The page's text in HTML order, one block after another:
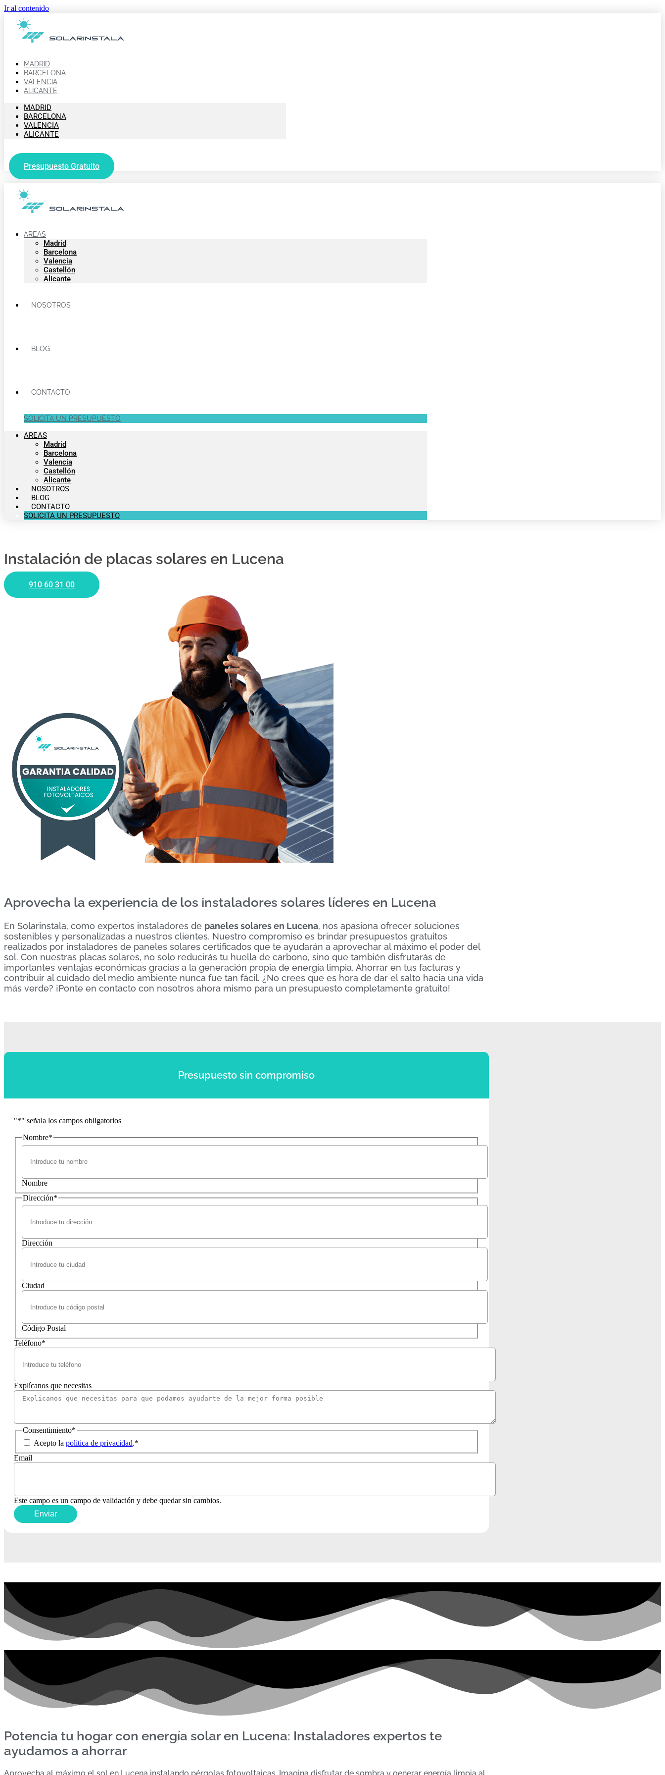
Ir al contenido
MADRID
BARCELONA
VALENCIA
ALICANTE
MADRID
BARCELONA
VALENCIA
ALICANTE
Presupuesto Gratuito
AREAS
Madrid
Barcelona
Valencia
Castellón
Alicante
NOSOTROS
BLOG
CONTACTO
SOLICITA UN PRESUPUESTO
AREAS
Madrid
Barcelona
Valencia
Castellón
Alicante
NOSOTROS
BLOG
CONTACTO
SOLICITA UN PRESUPUESTO
Instalación de placas solares en Lucena
910 60 31 00
Aprovecha la experiencia de los instaladores solares líderes en Lucena
En Solarinstala, como expertos instaladores de paneles solares en Lucena, nos apasiona ofrecer soluciones
sostenibles y personalizadas a nuestros clientes. Nuestro compromiso es brindar presupuestos gratuitos
realizados por instaladores de paneles solares certificados que te ayudarán a aprovechar al máximo el poder del
sol. Con nuestras placas solares, no solo reducirás tu huella de carbono, sino que también disfrutarás de
importantes ventajas económicas gracias a la generación propia de energía limpia. Ahorrar en tus facturas y
contribuir al cuidado del medio ambiente nunca fue tan fácil. ¿No crees que es hora de dar el salto hacia una vida
más verde? ¡Ponte en contacto con nosotros ahora mismo para un presupuesto completamente gratuito!
Presupuesto sin compromiso
"*" señala los campos obligatorios
Nombre*
Nombre
Dirección*
Dirección
Ciudad
Código Postal
Teléfono*
Explícanos que necesitas
Consentimiento*
Acepto la política de privacidad.*
Email
Este campo es un campo de validación y debe quedar sin cambios.
Potencia tu hogar con energía solar en Lucena: Instaladores expertos te
ayudamos a ahorrar